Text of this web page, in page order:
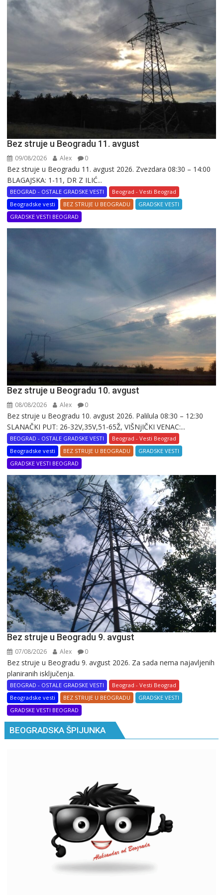
Bez struje u Beogradu 11. avgust
09/08/2026 Alex 0
Bez struje u Beogradu 11. avgust 2026. Zvezdara 08:30 – 14:00
BLAGAJSKA: 1-11, DR Z ILIĆ...
BEOGRAD - OSTALE GRADSKE VESTI
Beograd - Vesti Beograd
Beogradske vesti
BEZ STRUJE U BEOGRADU
GRADSKE VESTI
GRADSKE VESTI BEOGRAD
Bez struje u Beogradu 10. avgust
08/08/2026 Alex 0
Bez struje u Beogradu 10. avgust 2026. Palilula 08:30 – 12:30
SLANAČKI PUT: 26-32V,35V,51-65Ž, VIŠNjIČKI VENAC:...
BEOGRAD - OSTALE GRADSKE VESTI
Beograd - Vesti Beograd
Beogradske vesti
BEZ STRUJE U BEOGRADU
GRADSKE VESTI
GRADSKE VESTI BEOGRAD
Bez struje u Beogradu 9. avgust
07/08/2026 Alex 0
Bez struje u Beogradu 9. avgust 2026. Za sada nema najavljenih
planiranih isključenja.
BEOGRAD - OSTALE GRADSKE VESTI
Beograd - Vesti Beograd
Beogradske vesti
BEZ STRUJE U BEOGRADU
GRADSKE VESTI
GRADSKE VESTI BEOGRAD
BEOGRADSKA ŠPIJUNKA